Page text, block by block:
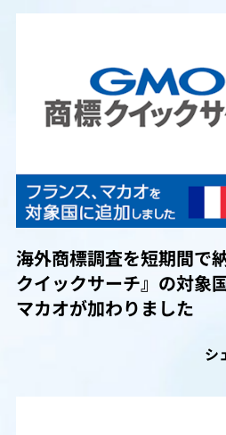
海外商標調査を短期間で
クイックサーチ』の対象
マカオが加わりました